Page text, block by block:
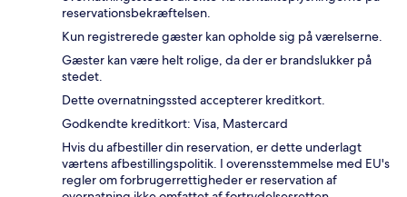
reservationsbekræftelsen.
Kun registrerede gæster kan opholde sig på værelserne.
Gæster kan være helt rolige, da der er brandslukker på
stedet.
Dette overnatningssted accepterer kreditkort.
Godkendte kreditkort: Visa, Mastercard
Hvis du afbestiller din reservation, er dette underlagt
værtens afbestillingspolitik. I overensstemmelse med EU's
regler om forbrugerrettigheder er reservation af